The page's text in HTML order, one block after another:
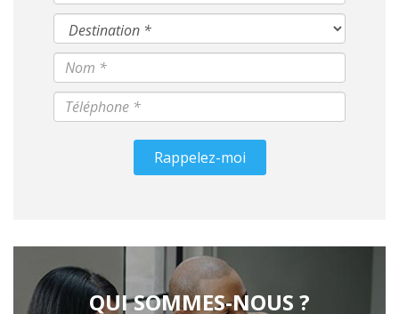
Rappelez-moi
QUI SOMMES-NOUS ?